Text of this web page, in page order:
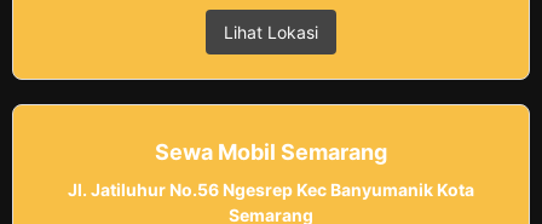
Lihat Lokasi
Sewa Mobil Semarang
Jl. Jatiluhur No.56 Ngesrep Kec Banyumanik Kota
Semarang